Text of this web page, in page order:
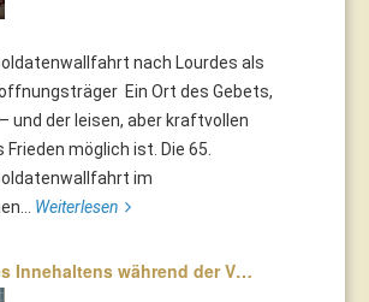
nach Lourdes als
Ein Ort des Gebets,
und der leisen, aber kraftvollen
möglich ist. Die 65.
im
Weiterlesen
Innehaltens während der V…